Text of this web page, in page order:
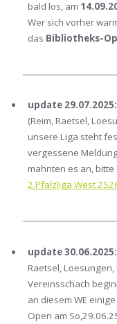
bald los, am
Wer sich vorher
das Bibliotheks-
update 29.07.2025:
(Reim, Raetsel,
unsere Liga steht
vergessene
mahnten es an, bitte
2.Pfalzliga West
update 30.06.2025:
Raetsel, Loesungen,
Vereinsschach
an diesem WE
Open am